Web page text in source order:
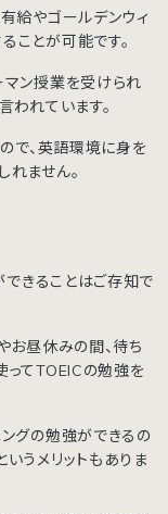
給やゴールデンウィ
ことが可能です。
マン授業を受けられ
われています。
で、英語環境に身を
ません。
きることはご存知で
お昼休みの間、待ち
ってTOEICの勉強を
グの勉強ができるの
うメリットもありま